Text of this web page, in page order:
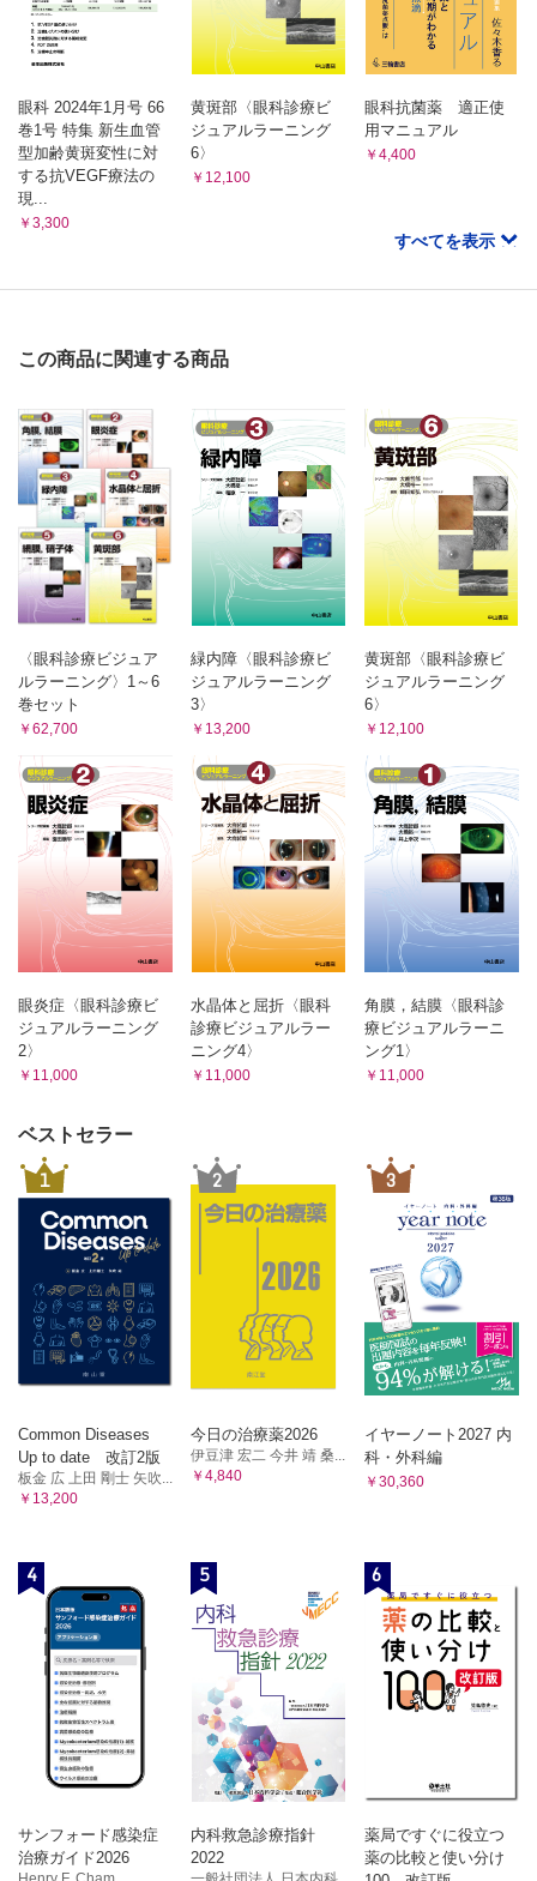
炎症，自己免疫性，腫瘍／急性帯状潜在性網膜外層症（AZOOR）
（齋藤 航）
視力低下が自然に回復した急性帯状潜在性網膜外層症の症例
橋本勇希，石田 晋）
治療にステロイドを使用した点状脈絡膜内層症の症例
炎症，自己免疫性，腫瘍／地図状脈絡膜炎（SC） （橋本勇希，齋
藤 航）
choroiditis（地図状脈絡膜炎）の症例
炎症，自己免疫性，腫瘍／急性後部多発性斑状色素上皮症
後極の多発腫瘍が発見された両側性網膜芽細胞腫の症例
炎症，自己免疫性，腫瘍／網膜血管腫 （古田 実）
血管性病変／Eales病 （笠井彩香）
網膜光凝固術で鎮静化した両眼のEales病
血管性病変／網膜細動脈瘤 （坪井孝太郎）
網膜細動脈瘤破裂の症例
血管性病変／高血圧網膜症，腎性網膜症 （村岡勇貴）
悪性腎硬化症の患者にみられた高血圧網膜症の症例
血管性病変／眼虚血症候群 （岡本紀夫，張野正誉）
血管性病変／放射線網膜症 （竹内真希，一尾享史）
血管性病変／膠原病による網膜症 （三浦 玄）
血管性病変／白血病網膜症，貧血網膜症 （東 惠子，小畑
亮）
白内障術後に白血病再燃を認めた症例とAIDS に伴う貧血網
膜症を認めた症例
遺伝性網脈絡膜疾患／網膜色素変性 （池田康博）
特徴的な色素沈着のない網膜色素変性の症例
遺伝性網脈絡膜疾患／Leber先天黒内障 （國吉一樹）
生後まもなく眼振を認めた女児の症例
遺伝性網脈絡膜疾患／錐体（杆体）ジストロフィ （藤波
ABCA4 関連網膜症と診断された錐体杆体ジストロフィの症
例
遺伝性網脈絡膜疾患／クリスタリン網膜症 （池田華子）
特徴的な結晶様網膜沈着物を認めるクリスタリン網膜症症例
伝性網脈絡膜疾患／白点状眼底 （小南太郎）
白点状眼底の典型例
伝性網脈絡膜疾患／小口病 （西口康二）
幼少期からの夜盲を主訴とする小口病の症例
遺伝性網脈絡膜疾患／先天停在性夜盲 （近藤峰生）
弱視として経過観察されていた先天停在性夜盲不全型の症例
遺伝性網脈絡膜疾患／先天網膜分離症 （林 孝彰）
就学時健診で視力障害を契機に診断された症例と黄斑ジス
トロフィの精査過程で診断された症例
之）
乳児の鎌状網膜ひだの症例
網膜剥離，脈絡膜剥離／裂孔原性網膜剥離 （馬場隆之）
裕和）
白内障手術の既往のある，比較的若年者の増殖硝子体網膜症
網膜剥離，脈絡膜剥離／脈絡膜剥離 （一尾享史）
脈絡膜?離を伴った増殖硝子体網膜症の症例
炎症，自己免疫性，腫瘍／悪性腫瘍随伴網膜症 （上野真治）
癌関連網膜症（cancer-associated retinopathy；CAR）とメ
ラノーマ関連網膜症（melanoma-associated retinopathy；
MAR）の症例
炎症，自己免疫性，腫瘍／多発消失性白点症候群 （松井良
諭）
炎症，自己免疫性，腫瘍／急性帯状潜在性網膜外層症
（AZOOR） （齋藤 航）
視力低下が自然に回復した急性帯状潜在性網膜外層症の症例
治療にステロイドを使用した点状脈絡膜内層症の症例
炎症，自己免疫性，腫瘍／地図状脈絡膜炎（SC） （橋本勇
希，齋藤 航）
ステロイド全身投与後に脈絡膜血流速度が増加した
serpiginous choroiditis（地図状脈絡膜炎）の症例
炎症，自己免疫性，腫瘍／急性後部多発性斑状色素上皮症
（APMPPE） （髙橋寛二）
ステロイドの後部Tenon嚢下注射で軽快した急性後部多発性
斑状色素上皮症の症例
炎症，自己免疫性，腫瘍／網膜芽細胞腫 （鈴木茂伸）
後極の多発腫瘍が発見された両側性網膜芽細胞腫の症例
炎症，自己免疫性，腫瘍／網膜血管腫 （古田 実）
網膜光凝固術を行った網膜血管芽腫（網膜毛細血管腫）
眼科 2024年1月号 66
巻1号 特集 新生血管
型加齢黄斑変性に対
する抗VEGF療法の
現...
￥3,300
黄斑部〈眼科診療ビ
ジュアルラーニング
6〉
￥12,100
眼科抗菌薬 適正使
用マニュアル
￥4,400
すべてを表示
この商品に関連する商品
〈眼科診療ビジュア
ルラーニング〉1～6
巻セット
￥62,700
緑内障〈眼科診療ビ
ジュアルラーニング
3〉
￥13,200
黄斑部〈眼科診療ビ
ジュアルラーニング
6〉
￥12,100
眼炎症〈眼科診療ビ
ジュアルラーニング
2〉
￥11,000
水晶体と屈折〈眼科
診療ビジュアルラー
ニング4〉
￥11,000
角膜，結膜〈眼科診
療ビジュアルラーニ
ング1〉
￥11,000
ベストセラー
1
Common Diseases
Up to date 改訂2版
板金 広 上田 剛士 矢吹...
￥13,200
2
今日の治療薬2026
伊豆津 宏二 今井 靖 桑...
￥4,840
3
イヤーノート2027 内
科・外科編
￥30,360
4
サンフォード感染症
治療ガイド2026
5
内科救急診療指針
2022
6
薬局ですぐに役立つ
薬の比較と使い分け